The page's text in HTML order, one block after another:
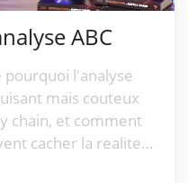
ABC
pourquoi l'analyse
mais couteux
chain, et comment
cacher la realite